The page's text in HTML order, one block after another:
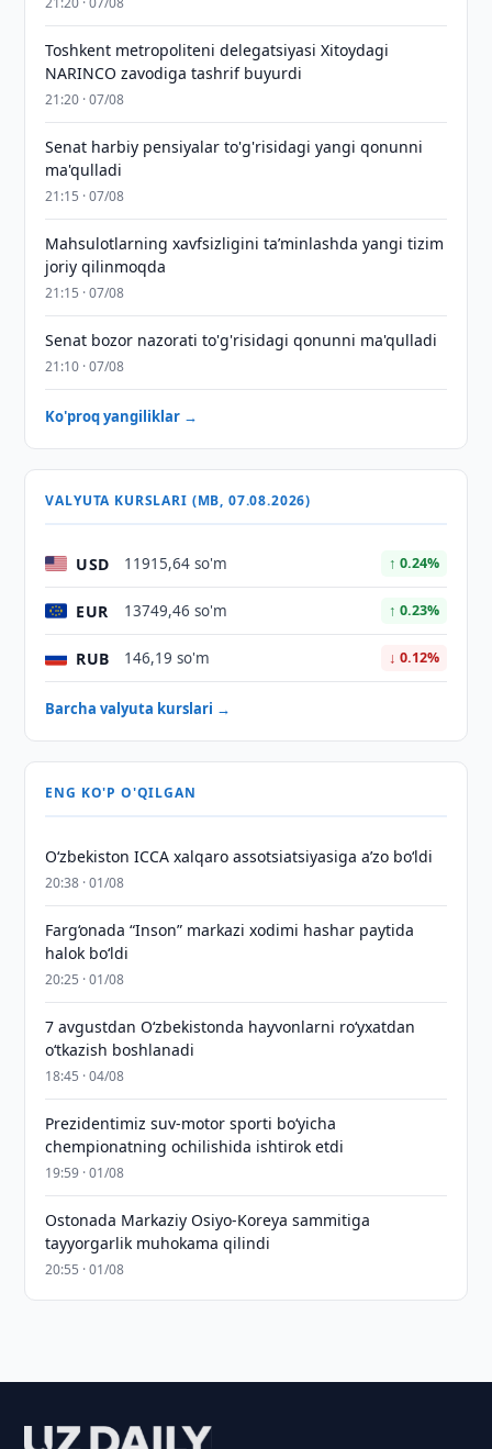
Toshkent metropoliteni delegatsiyasi Xitoydagi
NARINCO zavodiga tashrif buyurdi
21:20 · 07/08
Senat harbiy pensiyalar to'g'risidagi yangi qonunni
ma'qulladi
21:15 · 07/08
Mahsulotlarning xavfsizligini taʼminlashda yangi tizim
joriy qilinmoqda
21:15 · 07/08
Senat bozor nazorati to'g'risidagi qonunni ma'qulladi
21:10 · 07/08
Ko'proq yangiliklar →
VALYUTA KURSLARI (MB, 07.08.2026)
USD 11915,64 so'm ↑ 0.24%
EUR 13749,46 so'm ↑ 0.23%
RUB 146,19 so'm ↓ 0.12%
Barcha valyuta kurslari →
ENG KO'P O'QILGAN
O‘zbekiston ICCA xalqaro assotsiatsiyasiga aʼzo bo‘ldi
20:38 · 01/08
Farg‘onada “Inson” markazi xodimi hashar paytida
halok bo‘ldi
20:25 · 01/08
7 avgustdan O‘zbekistonda hayvonlarni ro‘yxatdan
o‘tkazish boshlanadi
18:45 · 04/08
Prezidentimiz suv-motor sporti bo‘yicha
chempionatning ochilishida ishtirok etdi
19:59 · 01/08
Ostonada Markaziy Osiyo-Koreya sammitiga
tayyorgarlik muhokama qilindi
20:55 · 01/08